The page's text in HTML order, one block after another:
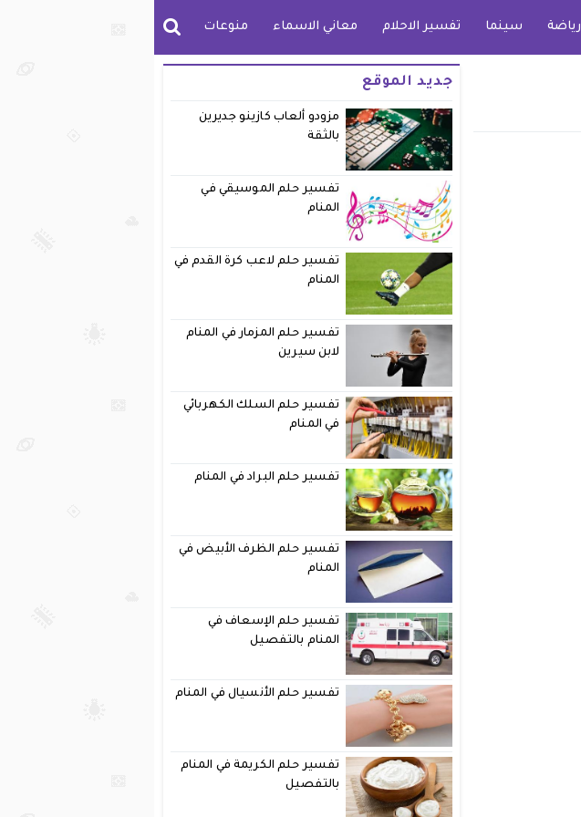
رياضة سينما تفسير الاحلام معاني الاسماء منوعات
جديد الموقع
مزودو ألعاب كازينو جديرين
بالثقة
تفسير حلم الموسيقي في
المنام
تفسير حلم لاعب كرة القدم في
المنام
تفسير حلم المزمار في المنام
لابن سيرين
تفسير حلم السلك الكهربائي
في المنام
تفسير حلم البراد في المنام
تفسير حلم الظرف الأبيض في
المنام
تفسير حلم الإسعاف في
المنام بالتفصيل
تفسير حلم الأنسيال في المنام
تفسير حلم الكريمة في المنام
بالتفصيل